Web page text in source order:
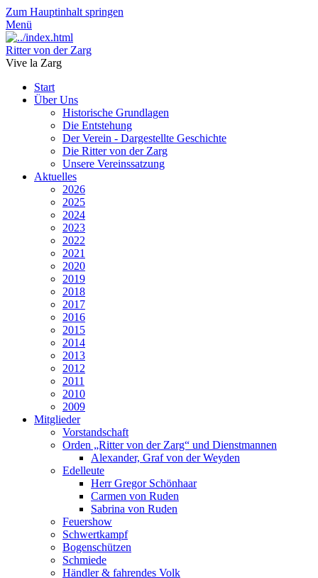
Zum Hauptinhalt springen
Menü
Ritter von der Zarg
Vive la Zarg
Start
Über Uns
Historische Grundlagen
Die Entstehung
Der Verein - Dargestellte Geschichte
Die Ritter von der Zarg
Unsere Vereinssatzung
Aktuelles
2026
2025
2024
2023
2022
2021
2020
2019
2018
2017
2016
2015
2014
2013
2012
2011
2010
2009
Mitglieder
Vorstandschaft
Orden „Ritter von der Zarg“ und Dienstmannen
Alexander, Graf von der Weyden
Edelleute
Herr Gregor Schönhaar
Carmen von Ruden
Sabrina von Ruden
Feuershow
Schwertkampf
Bogenschützen
Schmiede
Händler & fahrendes Volk